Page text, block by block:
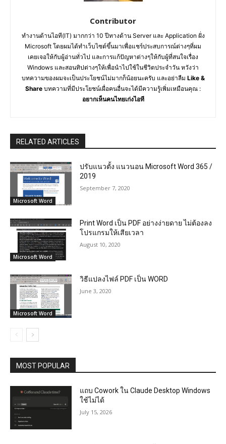
Contributor
ทำงานด้านไอที(IT) มากกว่า 10 ปีทางด้าน Server และ Application ฝั่ง
Microsoft โดยผมได้ทำเว็บไซต์ขึ้นมาเพื่อแชร์ประสบการณ์ต่างๆที่ผม
เคยเจอให้กับผู้อ่านทั่วไป และการแก้ปัญหาต่างๆให้กับผู้ที่สนใจเรื่อง
Windows และสอนทิปต่างๆให้เพื่อนำไปใช้ในชีวิตประจำวัน หวังว่า
บทความของผมจะเป็นประโยชน์ไม่มากก็น้อยนะครับ และอย่าลืม Like &
Share บทความที่มีประโยชน์เผื่อคนอื่นจะได้มีความรู้เพิ่มเหมือนคุณ :
อยากเห็นคนไทยเก่งไอที
RELATED ARTICLES
Microsoft Word
ปรับแนวตั้ง แนวนอน Microsoft Word 365 /
2019
September 7, 2020
Microsoft Word
Print Word เป็น PDF อย่างง่ายดาย ไม่ต้องลง
โปรแกรมให้เสียเวลา
August 10, 2020
Microsoft Word
วิธีแปลงไฟล์ PDF เป็น WORD
June 3, 2020
MOST POPULAR
แถบ Cowork ใน Claude Desktop Windows
ใช้ไม่ได้
July 15, 2026